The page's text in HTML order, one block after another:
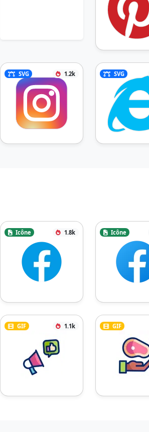
SVG 1.2k SVG
Icône 1.8k Icône
GIF 1.1k GIF